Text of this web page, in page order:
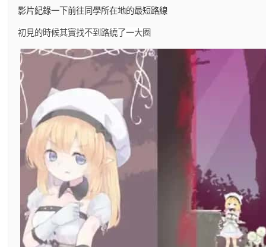
影片紀錄一下前往同學所在地的最短路線
初見的時候其實找不到路繞了一大圈